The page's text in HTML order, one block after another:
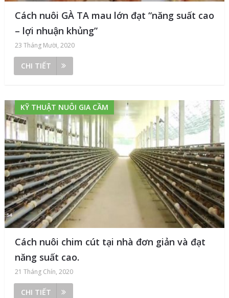
Cách nuôi GÀ TA mau lớn đạt “năng suất cao
– lợi nhuận khủng”
23 Tháng Mười, 2020
CHI TIẾT
KỸ THUẬT NUÔI GIA CẦM
Cách nuôi chim cút tại nhà đơn giản và đạt
năng suất cao.
21 Tháng Chín, 2020
CHI TIẾT